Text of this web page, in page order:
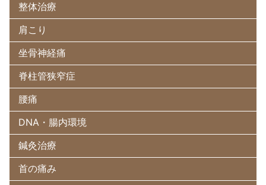
整体治療
肩こり
坐骨神経痛
脊柱管狭窄症
腰痛
DNA・腸内環境
鍼灸治療
首の痛み